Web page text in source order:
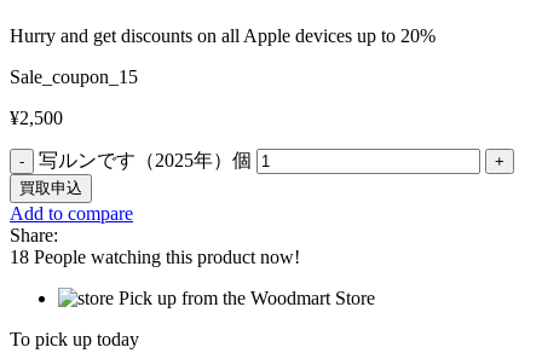
Hurry and get discounts on all Apple devices up to 20%
Sale_coupon_15
¥2,500
写ルンです（2025年）個
買取申込
Add to compare
Share:
18 People watching this product now!
Pick up from the Woodmart Store
To pick up today